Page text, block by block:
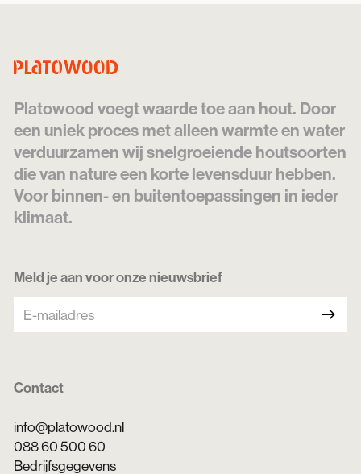
Platowood voegt waarde toe aan hout. Door
een uniek proces met alleen warmte en water
verduurzamen wij snelgroeiende houtsoorten
die van nature een korte levensduur hebben.
Voor binnen- en buitentoepassingen in ieder
klimaat.
Meld je aan voor onze nieuwsbrief
arrow_right_alt
Contact
info@platowood.nl
088 60 500 60
Bedrijfsgegevens